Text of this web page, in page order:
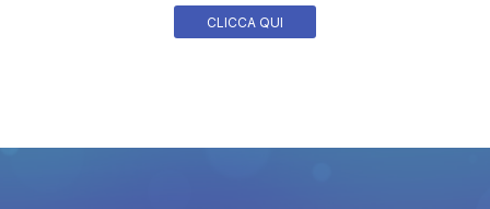
CLICCA QUI